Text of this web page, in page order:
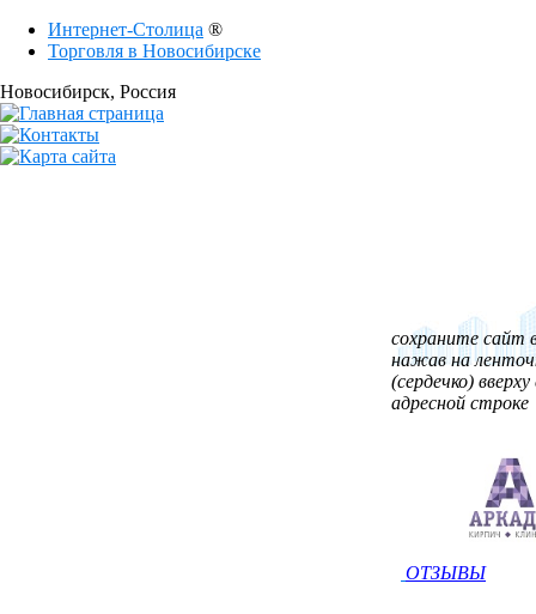
Интернет-Столица ®
Торговля в Новосибирске
Новосибирск, Россия
сохраните сайт
нажав на
(сердечко)
адресной строке
ОТЗЫВЫ